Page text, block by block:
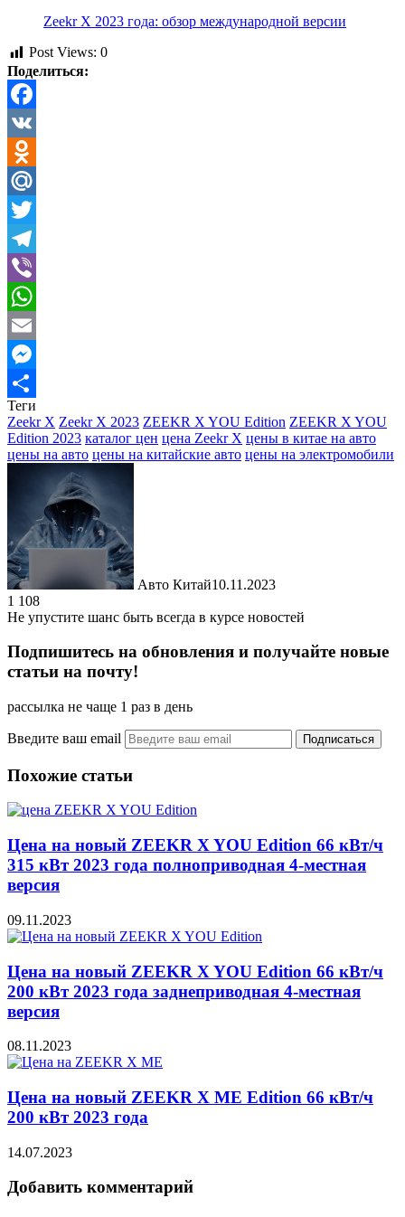
Zeekr X 2023 года: обзор международной версии
Post Views: 0
Поделиться:
Facebook
VK
Odnoklassniki
Mail.Ru
Twitter
Telegram
Viber
WhatsApp
Email
Messenger
Отправить
Теги
Zeekr X Zeekr X 2023 ZEEKR X YOU Edition ZEEKR X YOU
Edition 2023 каталог цен цена Zeekr X цены в китае на авто
цены на авто цены на китайские авто цены на электромобили
Авто Китай10.11.2023
1 108
Не упустите шанс быть всегда в курсе новостей
Подпишитесь на обновления и получайте новые
статьи на почту!
рассылка не чаще 1 раз в день
Введите ваш email
Похожие статьи
Цена на новый ZEEKR X YOU Edition 66 кВт/ч
315 кВт 2023 года полноприводная 4-местная
версия
09.11.2023
Цена на новый ZEEKR X YOU Edition 66 кВт/ч
200 кВт 2023 года заднеприводная 4-местная
версия
08.11.2023
Цена на новый ZEEKR X ME Edition 66 кВт/ч
200 кВт 2023 года
14.07.2023
Добавить комментарий